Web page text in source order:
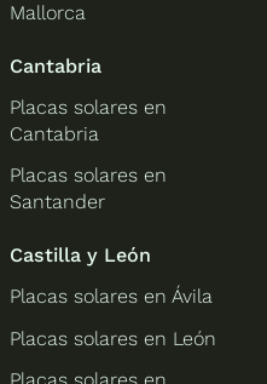
Mallorca
Cantabria
Placas solares en
Cantabria
Placas solares en
Santander
Castilla y León
Placas solares en Ávila
Placas solares en León